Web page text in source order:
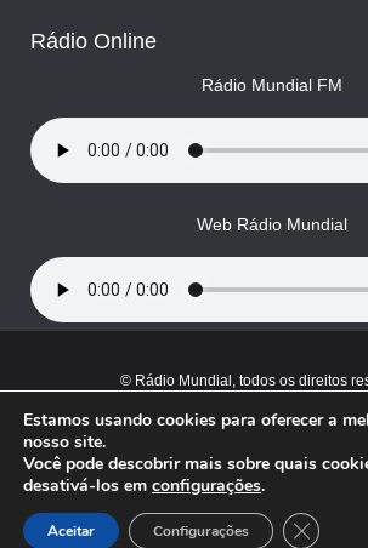
Rádio Online
Rádio Mundial FM
Web Rádio Mundial
© Rádio Mundial, todos os direitos
Estamos usando cookies para oferecer a
nosso site.
Você pode descobrir mais sobre quais
desativá-los em configurações.
Aceitar Configurações Close